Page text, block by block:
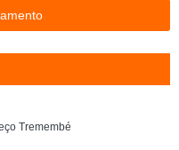
Tremembé